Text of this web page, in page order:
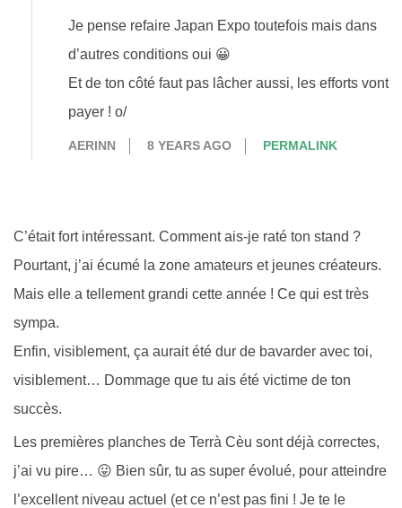
Je pense refaire Japan Expo toutefois mais dans
d’autres conditions oui 😀
Et de ton côté faut pas lâcher aussi, les efforts vont
payer ! o/
AERINN 8 YEARS AGO PERMALINK
C’était fort intéressant. Comment ais-je raté ton stand ?
Pourtant, j’ai écumé la zone amateurs et jeunes créateurs.
Mais elle a tellement grandi cette année ! Ce qui est très
sympa.
Enfin, visiblement, ça aurait été dur de bavarder avec toi,
visiblement… Dommage que tu ais été victime de ton
succès.
Les premières planches de Terrà Cèu sont déjà correctes,
j’ai vu pire… 😛 Bien sûr, tu as super évolué, pour atteindre
l’excellent niveau actuel (et ce n’est pas fini ! Je te le